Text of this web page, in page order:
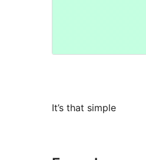
It’s that simple